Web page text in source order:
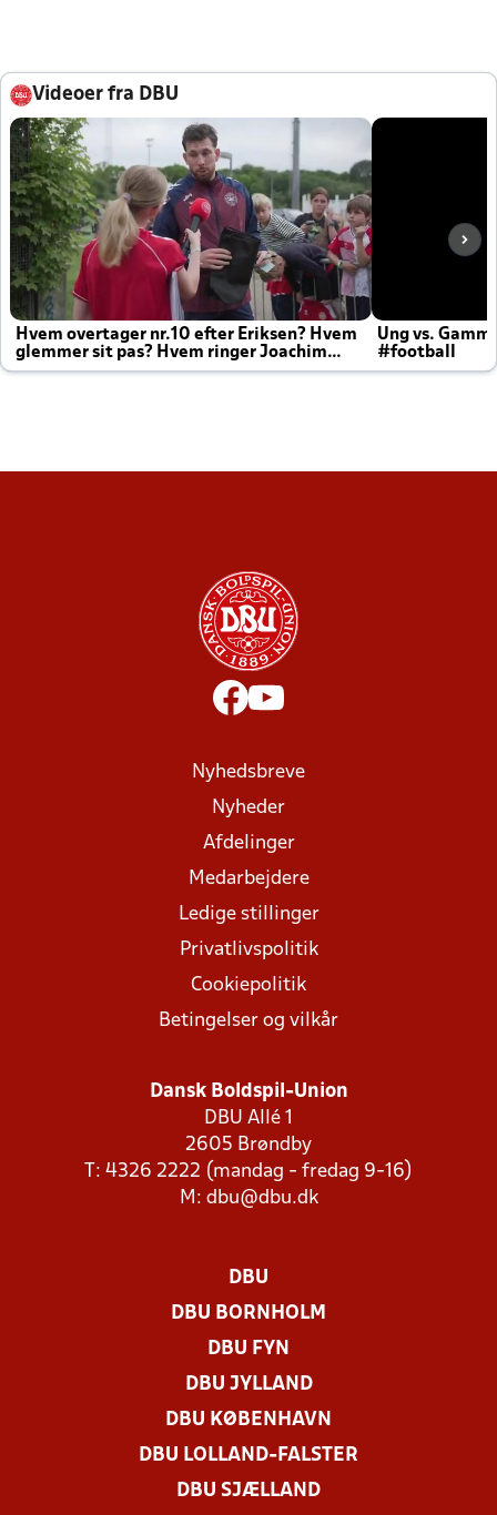
Videoer fra DBU
Hvem overtager nr.10 efter Eriksen? Hvem
glemmer sit pas? Hvem ringer Joachim
altid til efter kampe?
Ung vs.
#football
Nyhedsbreve
Nyheder
Afdelinger
Medarbejdere
Ledige stillinger
Privatlivspolitik
Cookiepolitik
Betingelser og vilkår
Dansk Boldspil-Union
DBU Allé 1
2605 Brøndby
T: 4326 2222 (mandag - fredag 9-16)
M: dbu@dbu.dk
DBU
DBU BORNHOLM
DBU FYN
DBU JYLLAND
DBU KØBENHAVN
DBU LOLLAND-FALSTER
DBU SJÆLLAND